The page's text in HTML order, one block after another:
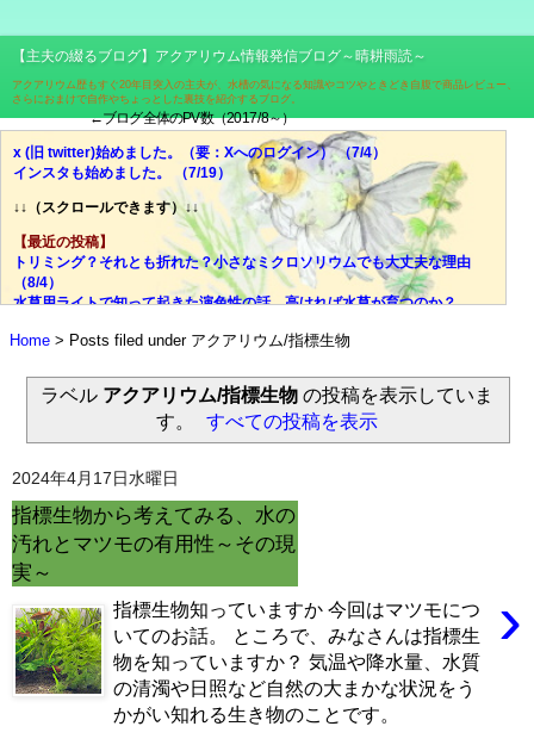
【主夫の綴るブログ】アクアリウム情報発信ブログ～晴耕雨読～
アクアリウム歴もすぐ20年目突入の主夫が、水槽の気になる知識やコツやときどき自腹で商品レビュー、
さらにおまけで自作やちょっとした裏技を紹介するブログ。
←ブログ全体のPV数（2017/8～）
x (旧 twitter)始めました。（要：Xへのログイン） （7/4）
インスタも始めました。 （7/19）
↓↓（スクロールできます）↓↓
【最近の投稿】
トリミング？それとも折れた？小さなミクロソリウムでも大丈夫な理由
（8/4）
水草用ライトで知って起きた演色性の話。高ければ水草が育つのか？
価格、光量、スペクトル、ブランド……それでも迷ったら色温度！
光量？スペクトル？迷宮入りしがちな水草用ライトの選び、脱出の糸口
（7/14）
失敗談：安価な室内用LED電球で水草は育ちにくい。その理由とは？
（7/7）
やった水槽立ち上がった！でもすぐにウールマットの掃除はしないで！
（6/23）
電磁弁が先か？スピードコントローラーが先か？CO2漏れ意外な原因
（6/16）
マツモが育てるには？ライト、CO2、肥料、トリミングどうする？
（6/9）
マツモをシェルターにする理由。仕方なくホームセンターまで行った訳
（6/2）
どうしてアカヒレは、安価で地味なのに人を魅了してやまないのか？
（5/26）
水槽立ち上げ！悩むパイロットフィッシュ選びはコイ科のアカヒレで
復帰・復活→放置した水槽・外部フィルターは水が漏れないか確認を！
Home Posts filed under アクアリウム/指標生物
ラベル アクアリウム/指標生物 の投稿を表示していま
す。
すべての投稿を表示
2024年4月17日水曜日
指標生物から考えてみる、水の
汚れとマツモの有用性～その現
実～
›
指標生物知っていますか 今回はマツモにつ
いてのお話。 ところで、みなさんは指標生
物を知っていますか？ 気温や降水量、水質
の清濁や日照など自然の大まかな状況をう
かがい知れる生き物のことです。